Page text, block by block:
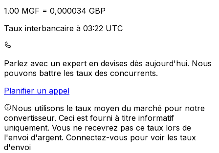
1.00 MGF = 0,000034 GBP
Taux interbancaire à 03:22 UTC
Parlez avec un expert en devises dès aujourd'hui. Nous
pouvons battre les taux des concurrents.
Planifier un appel
Nous utilisons le taux moyen du marché pour notre
convertisseur. Ceci est fourni à titre informatif
uniquement. Vous ne recevrez pas ce taux lors de
l'envoi d'argent. Connectez-vous pour voir les taux
d'envoi